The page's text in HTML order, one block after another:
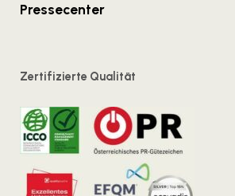
Pressecenter
Zertifizierte Qualität